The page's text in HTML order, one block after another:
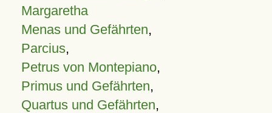
Margaretha
Menas und Gefährten,
Parcius,
Petrus von Montepiano,
Primus und Gefährten,
Quartus und Gefährten,